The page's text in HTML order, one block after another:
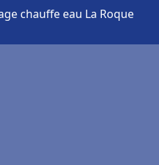
chauffe eau La Roque